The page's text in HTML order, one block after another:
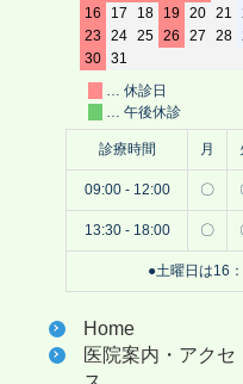
16
17 18 19 20 21
23 24 25 26 27 28
30 31
… 休診日
… 午後休診
診療時間 月
09:00 - 12:00 〇
13:30 - 18:00 〇
●土曜日は16
Home
医院案内・アクセ